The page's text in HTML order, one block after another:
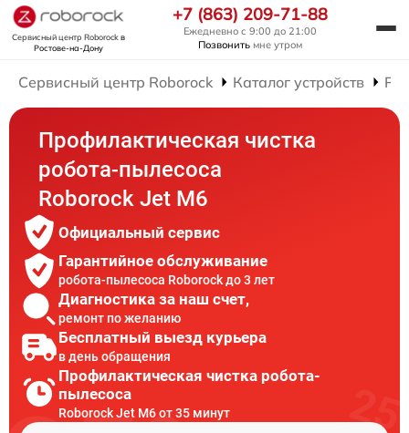
Сервисный центр Roborockв
Ростове-на-Дону
+7 (863) 209-71-88
Ежедневно с 9:00 до 21:00
Позвонить мне утром
Сервисный центр Roborock Каталог устройств
Профилактическая чистка
робота-пылесоса
Roborock Jet M6
Официальный сервис
Гарантийное обслуживание
робота-пылесоса Roborock до 3 лет
Диагностика за наш счет,
ремонт по желанию
Бесплатный выезд курьера
в день обращения
Профилактическая чистка робота-
пылесоса
Roborock Jet M6 от 35 минут